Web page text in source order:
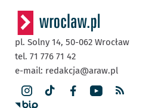
pl. Solny 14, 50-062 Wrocław
tel. 71 776 71 42
e-mail: redakcja@araw.pl